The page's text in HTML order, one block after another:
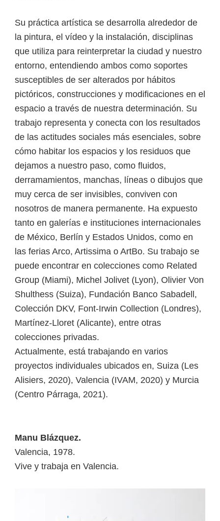
Su práctica artística se desarrolla alrededor de
la pintura, el vídeo y la instalación, disciplinas
que utiliza para reinterpretar la ciudad y nuestro
entorno, entendiendo ambos como soportes
susceptibles de ser alterados por hábitos
pictóricos, construcciones y modificaciones en el
espacio a través de nuestra determinación. Su
trabajo representa y conecta con los resultados
de las actitudes sociales más esenciales, sobre
cómo habitar los espacios y los residuos que
dejamos a nuestro paso, como fluidos,
derramamientos, manchas, líneas o dibujos que
muy cerca de ser invisibles, conviven con
nosotros de manera permanente. Ha expuesto
tanto en galerías e instituciones internacionales
de México, Berlín y Estados Unidos, como en
las ferias Arco, Artissima o ArtBo. Su trabajo se
puede encontrar en colecciones como Related
Group (Miami), Michel Jolivet (Lyon), Olivier Von
Shulthess (Suiza), Fundación Banco Sabadell,
Colección DKV, Font-Irwin Collection (Londres),
Martínez-Lloret (Alicante), entre otras
colecciones privadas.
Actualmente, está trabajando en varios
proyectos individuales ubicados en, Suiza (Les
Alisiers, 2020), Valencia (IVAM, 2020) y Murcia
(Centro Párraga, 2021).
Manu Blázquez.
Valencia, 1978.
Vive y trabaja en Valencia.